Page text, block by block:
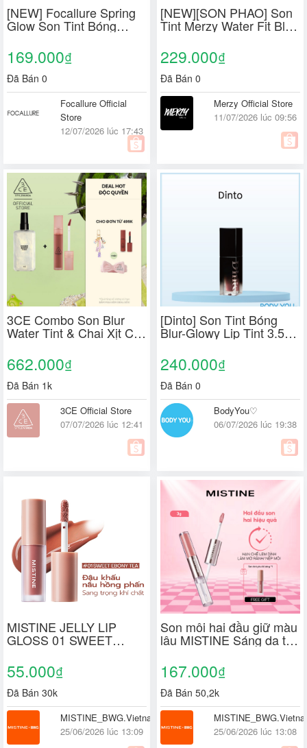
[NEW] Focallure Spring
Glow Son Tint Bóng
169.000₫
Đã Bán 0
Focallure Official
Store
12/07/2026 lúc 17:43
[NEW][SON PHAO] Son
Tint Merzy Water Fit Blur
229.000₫
Đã Bán 0
Merzy Official Store
11/07/2026 lúc 09:56
3CE Combo Son Blur
Water Tint & Chai Xịt Cố
Định Lớp Trang Điểm
Shimmer Make Up Fixer
662.000₫
Đã Bán 1k
3CE Official Store
07/07/2026 lúc 12:41
[Dinto] Son Tint Bóng
Blur-Glowy Lip Tint 3.5g
(30 Màu) [Chính Hãng
100% / Giao Từ Hàn
Quốc]
240.000₫
Đã Bán 0
BodyYou♡
06/07/2026 lúc 19:38
MISTINE JELLY LIP
GLOSS 01 SWEET
55.000₫
Đã Bán 30k
MISTINE_BWG.Vietnam
25/06/2026 lúc 13:09
Son môi hai đầu giữ màu
lâu MISTINE Sáng da tự
nhiên Không dễ dính cốc
3g
167.000₫
Đã Bán 50,2k
25/06/2026 lúc 13:08